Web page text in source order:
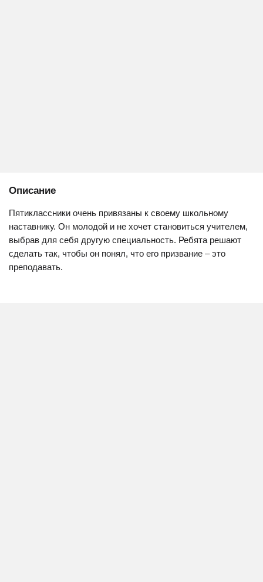
Описание
Пятиклассники очень привязаны к своему школьному
наставнику. Он молодой и не хочет становиться учителем,
выбрав для себя другую специальность. Ребята решают
сделать так, чтобы он понял, что его призвание – это
преподавать.